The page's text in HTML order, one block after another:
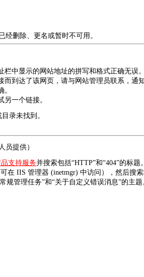
经删除、更名或暂时不可用。
栏中显示的网站地址的拼写和格式正确无误
而到达了该网页，请与网站管理员联系，通
另一个链接。
录未找到。
员提供）
支持服务并搜索包括“HTTP”和“404”的标题
在 IIS 管理器 (inetmgr) 中访问），然后搜
规管理任务”和“关于自定义错误消息”的主题